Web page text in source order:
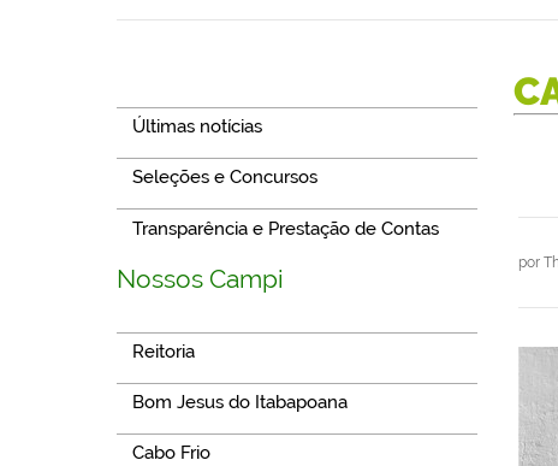
Últimas notícias
Seleções e Concursos
Transparência e Prestação de Contas
Nossos Campi
Reitoria
Bom Jesus do Itabapoana
Cabo Frio
por